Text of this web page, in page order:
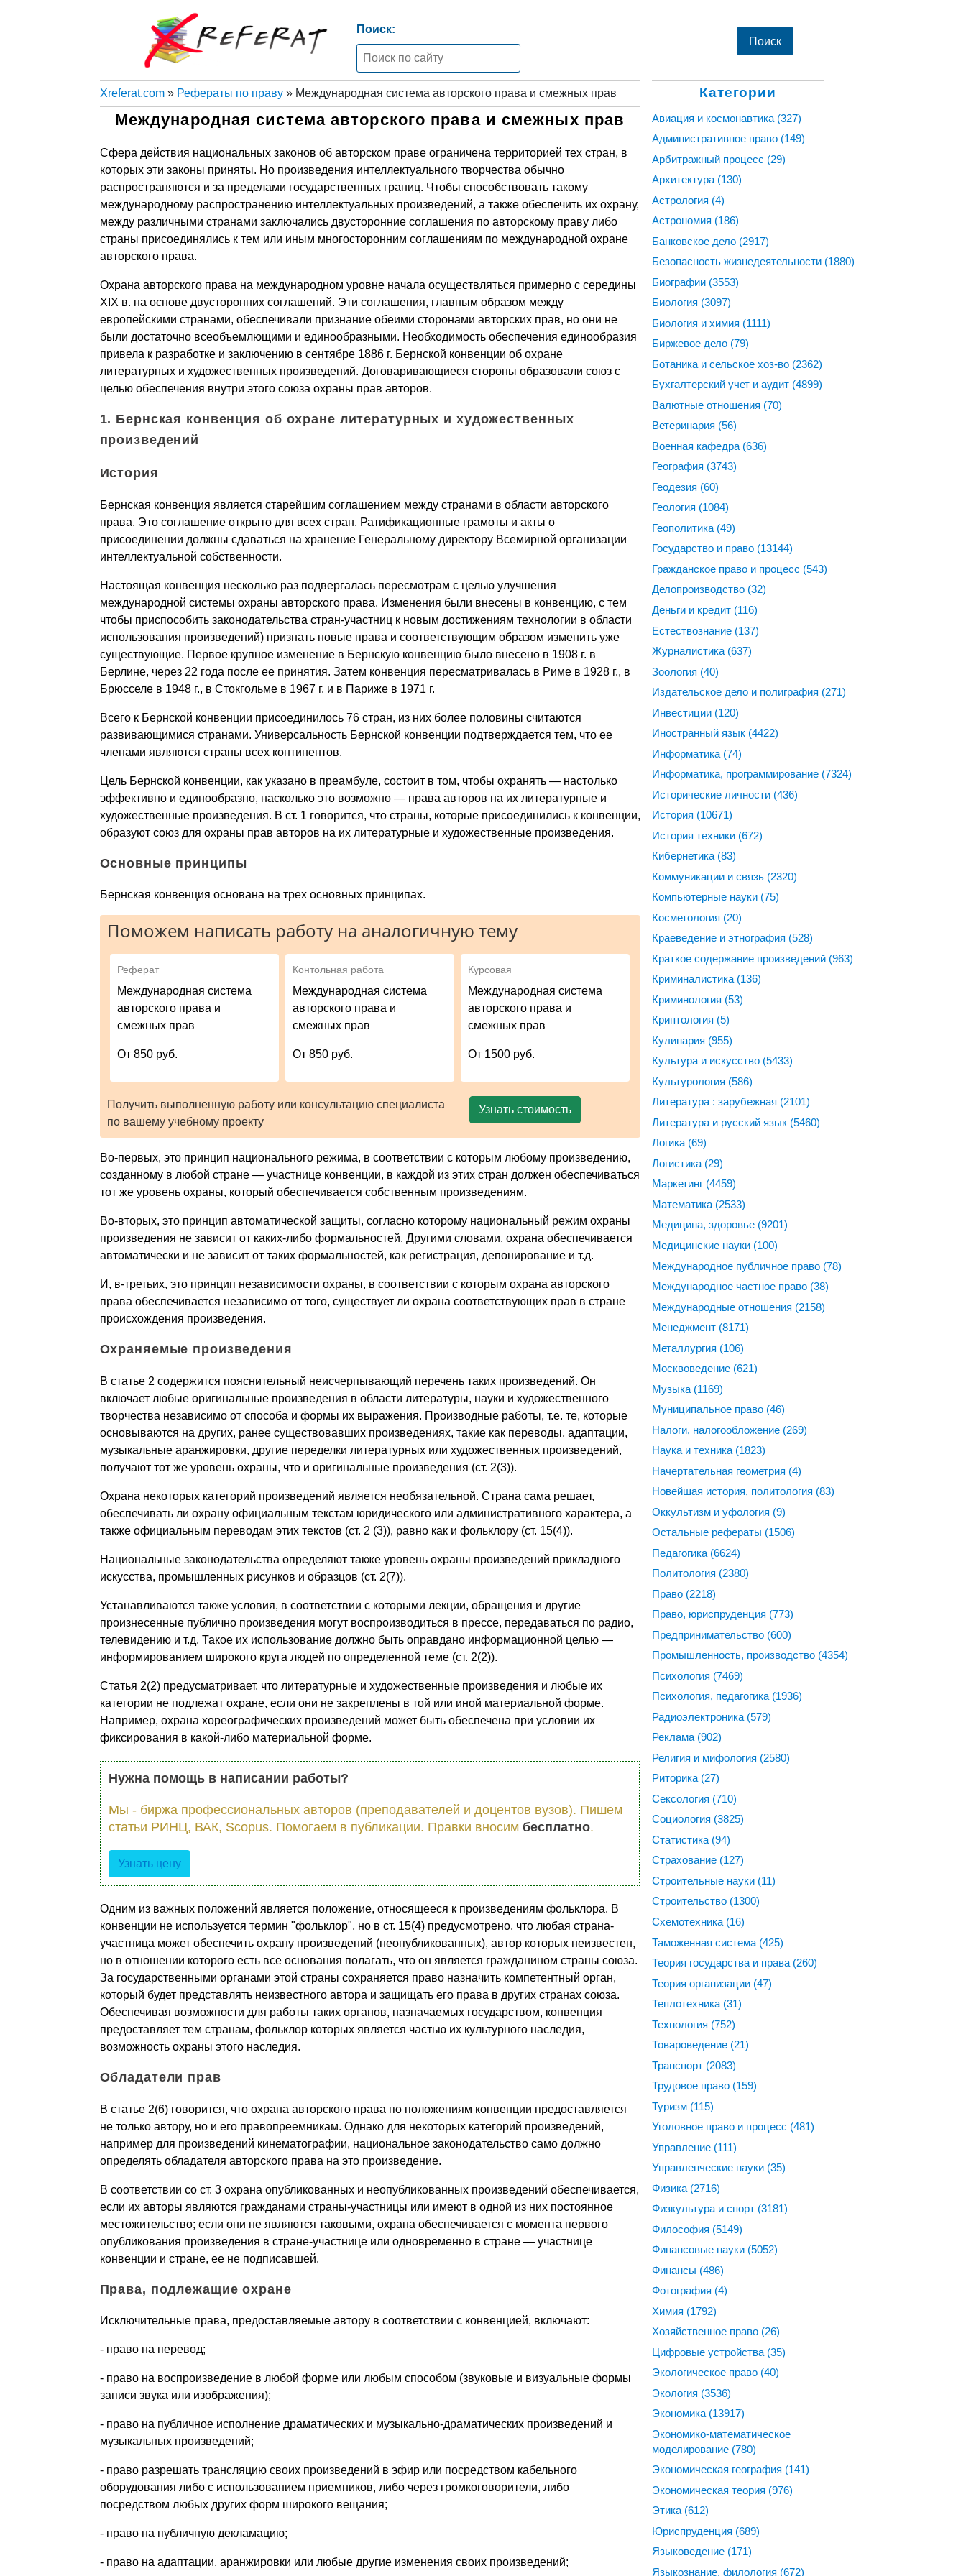
Поиск:
Xreferat.com» Рефераты по праву» Международная система авторского права и смежных прав
Международная система авторского права и смежных прав
Сфера действия национальных законов об авторском праве ограничена территорией тех стран, в
которых эти законы приняты. Но произведения интеллектуального творчества обычно
распространяются и за пределами государственных границ. Чтобы способствовать такому
международному распространению интеллектуальных произведений, а также обеспечить их охрану,
между различными странами заключались двусторонние соглашения по авторскому праву либо
страны присоединялись к тем или иным многосторонним соглашениям по международной охране
авторского права.
Охрана авторского права на международном уровне начала осуществляться примерно с середины
XIX в. на основе двусторонних соглашений. Эти соглашения, главным образом между
европейскими странами, обеспечивали признание обеими сторонами авторских прав, но они не
были достаточно всеобъемлющими и единообразными. Необходимость обеспечения единообразия
привела к разработке и заключению в сентябре 1886 г. Бернской конвенции об охране
литературных и художественных произведений. Договаривающиеся стороны образовали союз с
целью обеспечения внутри этого союза охраны прав авторов.
1. Бернская конвенция об охране литературных и художественных
произведений
История
Бернская конвенция является старейшим соглашением между странами в области авторского
права. Это соглашение открыто для всех стран. Ратификационные грамоты и акты о
присоединении должны сдаваться на хранение Генеральному директору Всемирной организации
интеллектуальной собственности.
Настоящая конвенция несколько раз подвергалась пересмотрам с целью улучшения
международной системы охраны авторского права. Изменения были внесены в конвенцию, с тем
чтобы приспособить законодательства стран-участниц к новым достижениям технологии в области
использования произведений) признать новые права и соответствующим образом изменить уже
существующие. Первое крупное изменение в Бернскую конвенцию было внесено в 1908 г. в
Берлине, через 22 года после ее принятия. Затем конвенция пересматривалась в Риме в 1928 г., в
Брюсселе в 1948 г., в Стокгольме в 1967 г. и в Париже в 1971 г.
Всего к Бернской конвенции присоединилось 76 стран, из них более половины считаются
развивающимися странами. Универсальность Бернской конвенции подтверждается тем, что ее
членами являются страны всех континентов.
Цель Бернской конвенции, как указано в преамбуле, состоит в том, чтобы охранять — настолько
эффективно и единообразно, насколько это возможно — права авторов на их литературные и
художественные произведения. В ст. 1 говорится, что страны, которые присоединились к конвенции,
образуют союз для охраны прав авторов на их литературные и художественные произведения.
Основные принципы
Бернская конвенция основана на трех основных принципах.
Поможем написать работу на аналогичную тему
Реферат
Международная система
авторского права и
смежных прав
От 850 руб.
Контольная работа
Международная система
авторского права и
смежных прав
От 850 руб.
Курсовая
Международная система
авторского права и
смежных прав
От 1500 руб.
Получить выполненную работу или консультацию специалиста
по вашему учебному проекту
Узнать стоимость
Во-первых, это принцип национального режима, в соответствии с которым любому произведению,
созданному в любой стране — участнице конвенции, в каждой из этих стран должен обеспечиваться
тот же уровень охраны, который обеспечивается собственным произведениям.
Во-вторых, это принцип автоматической защиты, согласно которому национальный режим охраны
произведения не зависит от каких-либо формальностей. Другими словами, охрана обеспечивается
автоматически и не зависит от таких формальностей, как регистрация, депонирование и т.д.
И, в-третьих, это принцип независимости охраны, в соответствии с которым охрана авторского
права обеспечивается независимо от того, существует ли охрана соответствующих прав в стране
происхождения произведения.
Охраняемые произведения
В статье 2 содержится пояснительный неисчерпывающий перечень таких произведений. Он
включает любые оригинальные произведения в области литературы, науки и художественного
творчества независимо от способа и формы их выражения. Производные работы, т.е. те, которые
основываются на других, ранее существовавших произведениях, такие как переводы, адаптации,
музыкальные аранжировки, другие переделки литературных или художественных произведений,
получают тот же уровень охраны, что и оригинальные произведения (ст. 2(3)).
Охрана некоторых категорий произведений является необязательной. Страна сама решает,
обеспечивать ли охрану официальным текстам юридического или административного характера, а
также официальным переводам этих текстов (ст. 2 (3)), равно как и фольклору (ст. 15(4)).
Национальные законодательства определяют также уровень охраны произведений прикладного
искусства, промышленных рисунков и образцов (ст. 2(7)).
Устанавливаются также условия, в соответствии с которыми лекции, обращения и другие
произнесенные публично произведения могут воспроизводиться в прессе, передаваться по радио,
телевидению и т.д. Такое их использование должно быть оправдано информационной целью —
информированием широкого круга людей по определенной теме (ст. 2(2)).
Статья 2(2) предусматривает, что литературные и художественные произведения и любые их
категории не подлежат охране, если они не закреплены в той или иной материальной форме.
Например, охрана хореографических произведений может быть обеспечена при условии их
фиксирования в какой-либо материальной форме.
Нужна помощь в написании работы?
Мы - биржа профессиональных авторов (преподавателей и доцентов вузов). Пишем
статьи РИНЦ, ВАК, Scopus. Помогаем в публикации. Правки вносим бесплатно.
Узнать цену
Одним из важных положений является положение, относящееся к произведениям фольклора. В
конвенции не используется термин "фольклор", но в ст. 15(4) предусмотрено, что любая страна-
участница может обеспечить охрану произведений (неопубликованных), автор которых неизвестен,
но в отношении которого есть все основания полагать, что он является гражданином страны союза.
За государственными органами этой страны сохраняется право назначить компетентный орган,
который будет представлять неизвестного автора и защищать его права в других странах союза.
Обеспечивая возможности для работы таких органов, назначаемых государством, конвенция
предоставляет тем странам, фольклор которых является частью их культурного наследия,
возможность охраны этого наследия.
Обладатели прав
В статье 2(6) говорится, что охрана авторского права по положениям конвенции предоставляется
не только автору, но и его правопреемникам. Однако для некоторых категорий произведений,
например для произведений кинематографии, национальное законодательство само должно
определять обладателя авторского права на это произведение.
В соответствии со ст. 3 охрана опубликованных и неопубликованных произведений обеспечивается,
если их авторы являются гражданами страны-участницы или имеют в одной из них постоянное
местожительство; если они не являются таковыми, охрана обеспечивается с момента первого
опубликования произведения в стране-участнице или одновременно в стране — участнице
конвенции и стране, ее не подписавшей.
Права, подлежащие охране
Исключительные права, предоставляемые автору в соответствии с конвенцией, включают:
- право на перевод;
- право на воспроизведение в любой форме или любым способом (звуковые и визуальные формы
записи звука или изображения);
- право на публичное исполнение драматических и музыкально-драматических произведений и
музыкальных произведений;
- право разрешать трансляцию своих произведений в эфир или посредством кабельного
оборудования либо с использованием приемников, либо через громкоговорители, либо
посредством любых других форм широкого вещания;
- право на публичную декламацию;
- право на адаптации, аранжировки или любые другие изменения своих произведений;
Категории
Авиация и космонавтика (327)
Административное право (149)
Арбитражный процесс (29)
Архитектура (130)
Астрология (4)
Астрономия (186)
Банковское дело (2917)
Безопасность жизнедеятельности (1880)
Биографии (3553)
Биология (3097)
Биология и химия (1111)
Биржевое дело (79)
Ботаника и сельское хоз-во (2362)
Бухгалтерский учет и аудит (4899)
Валютные отношения (70)
Ветеринария (56)
Военная кафедра (636)
География (3743)
Геодезия (60)
Геология (1084)
Геополитика (49)
Государство и право (13144)
Гражданское право и процесс (543)
Делопроизводство (32)
Деньги и кредит (116)
Естествознание (137)
Журналистика (637)
Зоология (40)
Издательское дело и полиграфия (271)
Инвестиции (120)
Иностранный язык (4422)
Информатика (74)
Информатика, программирование (7324)
Исторические личности (436)
История (10671)
История техники (672)
Кибернетика (83)
Коммуникации и связь (2320)
Компьютерные науки (75)
Косметология (20)
Краеведение и этнография (528)
Краткое содержание произведений (963)
Криминалистика (136)
Криминология (53)
Криптология (5)
Кулинария (955)
Культура и искусство (5433)
Культурология (586)
Литература : зарубежная (2101)
Литература и русский язык (5460)
Логика (69)
Логистика (29)
Маркетинг (4459)
Математика (2533)
Медицина, здоровье (9201)
Медицинские науки (100)
Международное публичное право (78)
Международное частное право (38)
Международные отношения (2158)
Менеджмент (8171)
Металлургия (106)
Москвоведение (621)
Музыка (1169)
Муниципальное право (46)
Налоги, налогообложение (269)
Наука и техника (1823)
Начертательная геометрия (4)
Новейшая история, политология (83)
Оккультизм и уфология (9)
Остальные рефераты (1506)
Педагогика (6624)
Политология (2380)
Право (2218)
Право, юриспруденция (773)
Предпринимательство (600)
Промышленность, производство (4354)
Психология (7469)
Психология, педагогика (1936)
Радиоэлектроника (579)
Реклама (902)
Религия и мифология (2580)
Риторика (27)
Сексология (710)
Социология (3825)
Статистика (94)
Страхование (127)
Строительные науки (11)
Строительство (1300)
Схемотехника (16)
Таможенная система (425)
Теория государства и права (260)
Теория организации (47)
Теплотехника (31)
Технология (752)
Товароведение (21)
Транспорт (2083)
Трудовое право (159)
Туризм (115)
Уголовное право и процесс (481)
Управление (111)
Управленческие науки (35)
Физика (2716)
Физкультура и спорт (3181)
Философия (5149)
Финансовые науки (5052)
Финансы (486)
Фотография (4)
Химия (1792)
Хозяйственное право (26)
Цифровые устройства (35)
Экологическое право (40)
Экология (3536)
Экономика (13917)
Экономико-математическое
моделирование (780)
Экономическая география (141)
Экономическая теория (976)
Этика (612)
Юриспруденция (689)
Языковедение (171)
Языкознание, филология (672)